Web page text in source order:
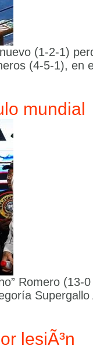
(1-2-1)
(4-5-1), en
mundial
Romero
lesiÃ³n